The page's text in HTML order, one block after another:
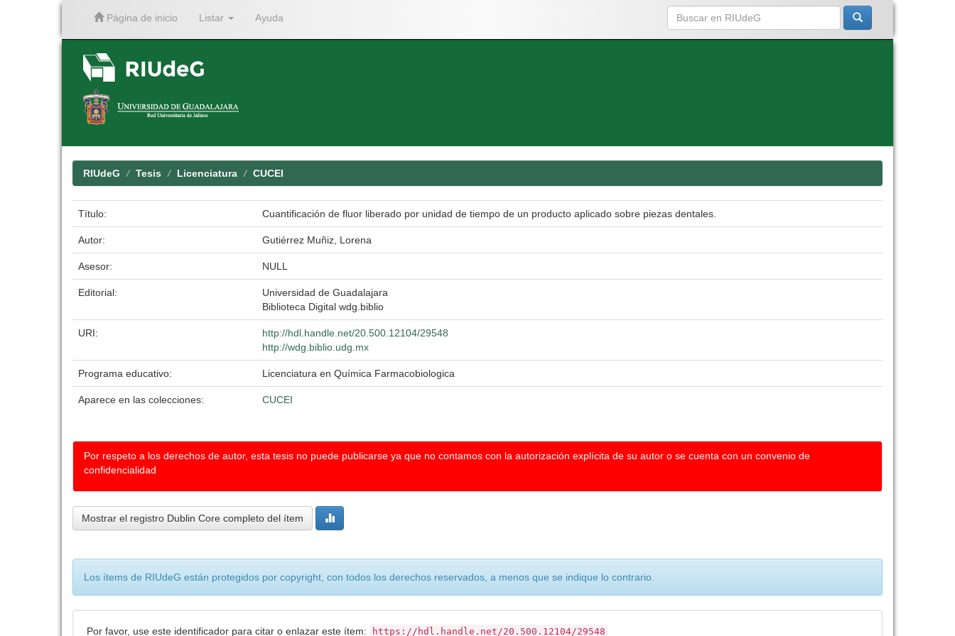
Página de inicio Listar Ayuda
RIUdeG Tesis Licenciatura CUCEI
Título: Cuantificación de fluor liberado por unidad de tiempo de un producto aplicado sobre piezas dentales.
Autor: Gutiérrez Muñiz, Lorena
Asesor: NULL
Editorial:
Universidad de Guadalajara
Biblioteca Digital wdg.biblio
URI:
http://hdl.handle.net/20.500.12104/29548
http://wdg.biblio.udg.mx
Programa educativo: Licenciatura en Química Farmacobiologica
Aparece en las colecciones: CUCEI
Por respeto a los derechos de autor, esta tesis no puede publicarse ya que no contamos con la autorización explícita de su autor o se cuenta con un convenio de
confidencialidad
Mostrar el registro Dublin Core completo del ítem
Los ítems de RIUdeG están protegidos por copyright, con todos los derechos reservados, a menos que se indique lo contrario.
Por favor, use este identificador para citar o enlazar este ítem: https://hdl.handle.net/20.500.12104/29548